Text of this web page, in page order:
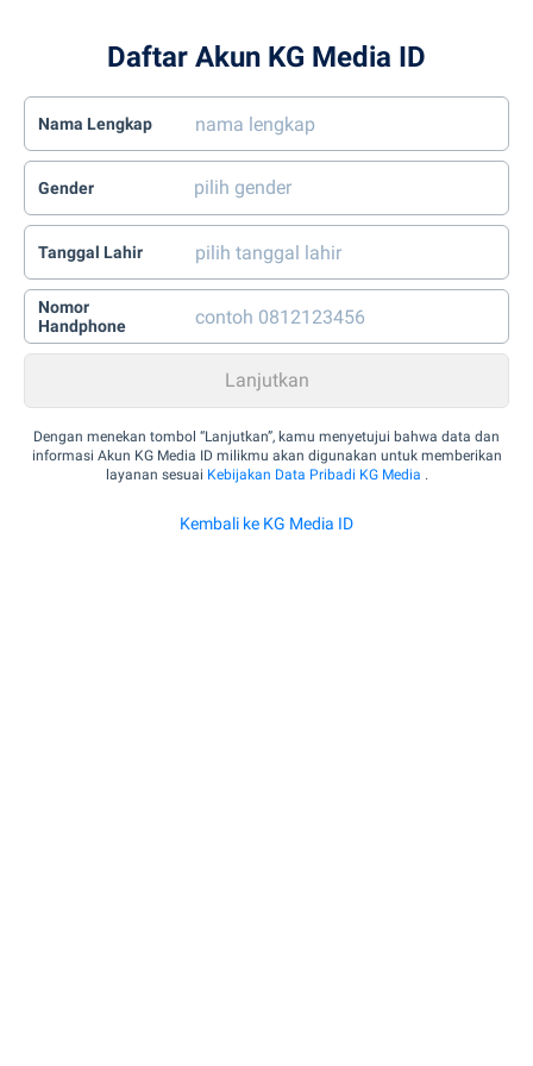
Daftar Akun KG Media ID
Nama Lengkap
Gender
Tanggal Lahir
Nomor
Handphone
Dengan menekan tombol “Lanjutkan”, kamu menyetujui bahwa data dan
informasi Akun KG Media ID milikmu akan digunakan untuk memberikan
layanan sesuai Kebijakan Data Pribadi KG Media .
Kembali ke KG Media ID